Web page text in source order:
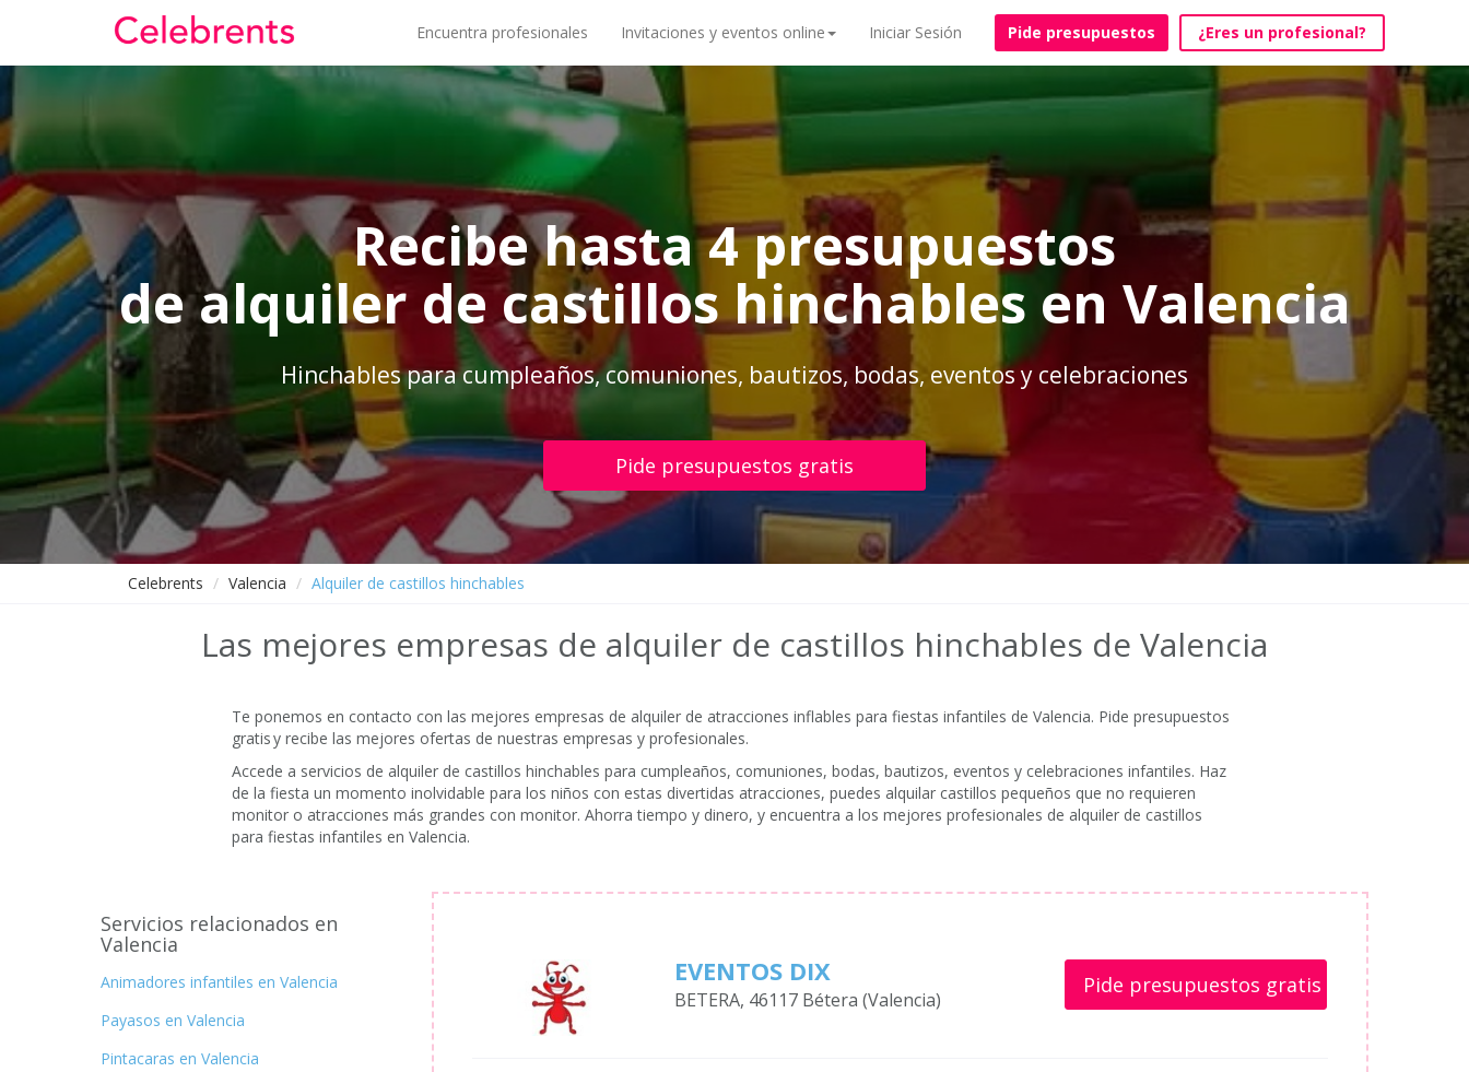
Encuentra profesionales Invitaciones y eventos online Iniciar Sesión Pide presupuestos ¿Eres un profesional?
Recibe hasta 4 presupuestos
de alquiler de castillos hinchables en Valencia
Hinchables para cumpleaños, comuniones, bautizos, bodas, eventos y celebraciones
Pide presupuestos gratis
Celebrents Valencia Alquiler de castillos hinchables
Las mejores empresas de alquiler de castillos hinchables de Valencia
Te ponemos en contacto con las mejores empresas de alquiler de atracciones inflables para fiestas infantiles de Valencia. Pide presupuestos
gratis y recibe las mejores ofertas de nuestras empresas y profesionales.
Accede a servicios de alquiler de castillos hinchables para cumpleaños, comuniones, bodas, bautizos, eventos y celebraciones infantiles. Haz
de la fiesta un momento inolvidable para los niños con estas divertidas atracciones, puedes alquilar castillos pequeños que no requieren
monitor o atracciones más grandes con monitor. Ahorra tiempo y dinero, y encuentra a los mejores profesionales de alquiler de castillos
para fiestas infantiles en Valencia.
Servicios relacionados en
Valencia
Animadores infantiles en Valencia
Payasos en Valencia
Pintacaras en Valencia
EVENTOS DIX
BETERA, 46117 Bétera (Valencia)
Pide presupuestos gratis